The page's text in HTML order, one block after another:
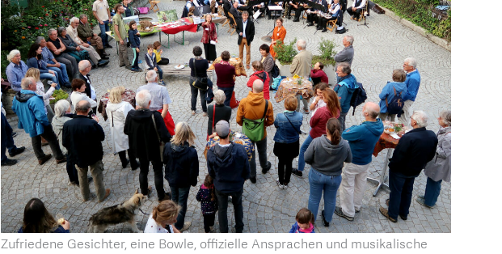
Zufriedene Gesichter, eine Bowle, offizielle Ansprachen und musikalische